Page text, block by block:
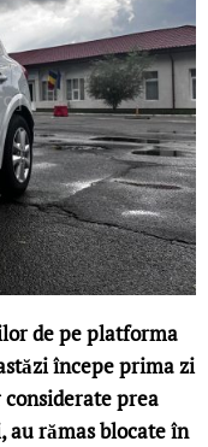
de pe platforma
începe prima zi
prea
rămas blocate în